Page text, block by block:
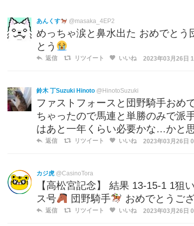
あんくす @masaka_4EP2
めっちゃ涙と鼻水出た おめでと
とう
返信 リツイート いいね 2023年03月26日
鈴木 丁Suzuki Hinoto @HinotoSuzuki
ファストフォースと団野騎手おめ
ちゃったので馬連と単勝のみで派
はあと一年くらい必要かな…かと
返信 リツイート いいね 2023年03月26日
カジ虎 @CasinoTora
【高松宮記念】 結果 13-15-1 1狙
ス号
団野騎手 おめでとうご
返信 リツイート いいね 2023年03月26日